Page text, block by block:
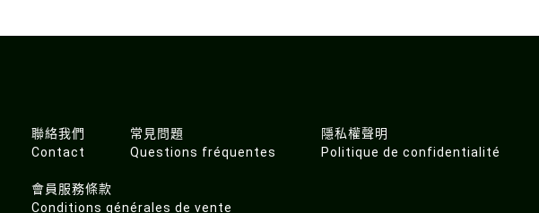
聯絡我們
Contact
常見問題
Questions fréquentes
隱私權聲明
Politique de confidentialité
會員服務條款
Conditions générales de vente